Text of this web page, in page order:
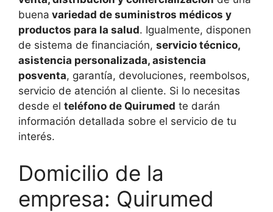
buena variedad de suministros médicos y
productos para la salud. Igualmente, disponen
de sistema de financiación, servicio técnico,
asistencia personalizada, asistencia
posventa, garantía, devoluciones, reembolsos,
servicio de atención al cliente. Si lo necesitas
desde el teléfono de Quirumed te darán
información detallada sobre el servicio de tu
interés.
Domicilio de la
empresa: Quirumed